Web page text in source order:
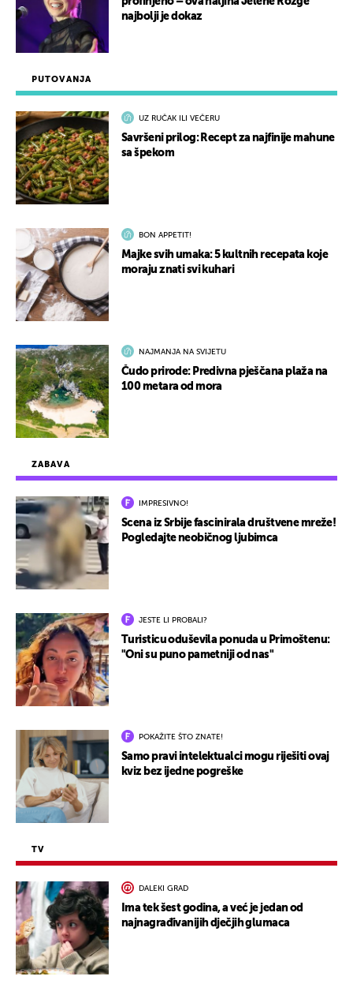
ZABAVA
IMPRESIVNO!
Scena iz Srbije fascinirala društvene mreže!
Pogledajte neobičnog ljubimca
JESTE LI PROBALI?
Turisticu oduševila ponuda u Primoštenu:
"Oni su puno pametniji od nas"
POKAŽITE ŠTO ZNATE!
Samo pravi intelektualci mogu riješiti ovaj
kviz bez ijedne pogreške
TV
DALEKI GRAD
Ima tek šest godina, a već je jedan od
najnagrađivanijih dječjih glumaca
PUTOVANJA
UZ RUČAK ILI VEČERU
Savršeni prilog: Recept za najfinije mahune
sa špekom
BON APPETIT!
Majke svih umaka: 5 kultnih recepata koje
moraju znati svi kuhari
NAJMANJA NA SVIJETU
Čudo prirode: Predivna pješčana plaža na
100 metara od mora
najbolji je dokaz